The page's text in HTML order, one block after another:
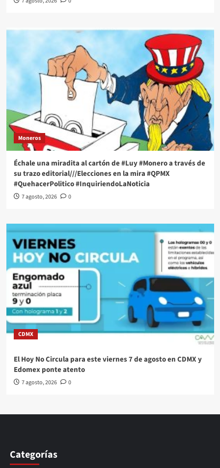
Moneros
Échale una miradita al cartón de #Luy #Monero a través de
su trazo editorial///Elecciones en la mira #QPMX
#QuehacerPolitico #InquiriendoLaNoticia
7 agosto, 2026 0
CDMX
El Hoy No Circula para este viernes 7 de agosto en CDMX y
Edomex ponte atento
7 agosto, 2026 0
Categorías